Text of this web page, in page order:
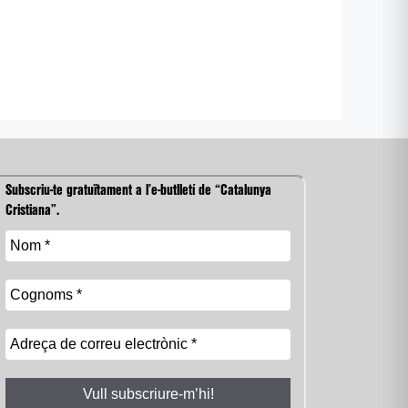
Subscriu-te gratuïtament a l’e-butlletí de “Catalunya
Cristiana”.